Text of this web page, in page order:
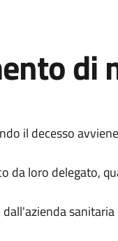
di
il decesso
da loro delegato,